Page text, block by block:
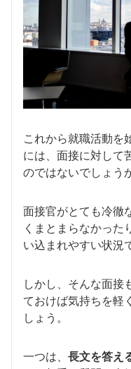
これから就職活動を
には、面接に対して
のではないでしょう
面接官がとても冷徹
くまとまらなかった
い込まれやすい状況
しかし、そんな面接
ておけば気持ちを軽
しょう。
一つは、 長文を答え